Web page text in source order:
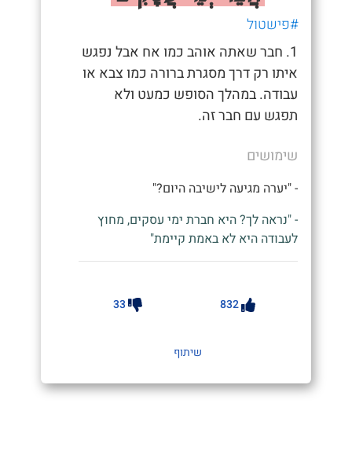
#פישטול
1. חבר שאתה אוהב כמו אח אבל נפגש
איתו רק דרך מסגרת ברורה כמו צבא או
עבודה. במהלך הסופש כמעט ולא
תפגש עם חבר זה.
שימושים
- "יערה מגיעה לישיבה היום?"
- "נראה לך? היא חברת ימי עסקים, מחוץ
לעבודה היא לא באמת קיימת"
832
33
שיתוף